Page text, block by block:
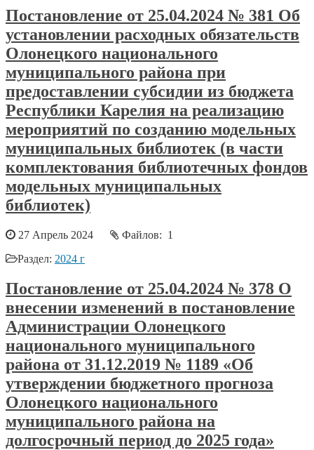
Постановление от 25.04.2024 № 381 Об
установлении расходных обязательств
Олонецкого национального
муниципального района при
предоставлении субсидии из бюджета
Республики Карелия на реализацию
мероприятий по созданию модельных
муниципальных библиотек (в части
комплектования библиотечных фондов
модельных муниципальных
библиотек)
27 Апрель 2024
Файлов: 1
Раздел: 2024 г
Постановление от 25.04.2024 № 378 О
внесении изменений в постановление
Администрации Олонецкого
национального муниципального
района от 31.12.2019 № 1189 «Об
утверждении бюджетного прогноза
Олонецкого национального
муниципального района на
долгосрочный период до 2025 года»